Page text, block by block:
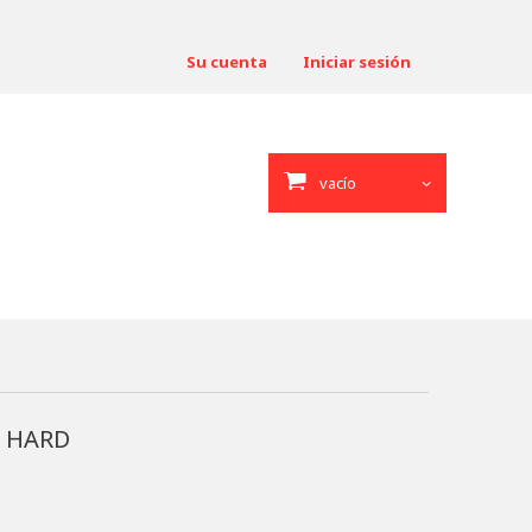
Iniciar sesión
Su cuenta
vacío